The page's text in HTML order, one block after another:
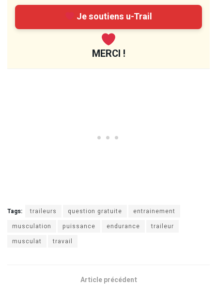
Je soutiens u-Trail
MERCI !
Tags: traileurs question gratuite
entrainement
musculation
puissance endurance
traileur
musculat
travail
Article précédent